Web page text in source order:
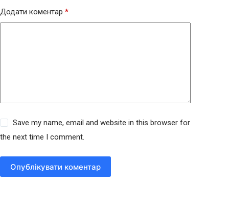
Додати коментар *
Save my name, email and website in this browser for
the next time I comment.
Опублікувати коментар